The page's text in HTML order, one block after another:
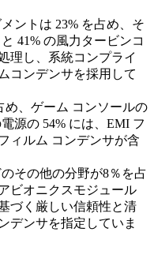
ントは 23% を占め、そ
41% の風力タービンコ
理し、系統コンプライ
コンデンサを採用して
め、ゲーム コンソールの
源の 54% には、EMI フ
ィルム コンデンサが含
その他の分野が8％を占
ビオニクスモジュール
づく厳しい信頼性と清
デンサを指定していま